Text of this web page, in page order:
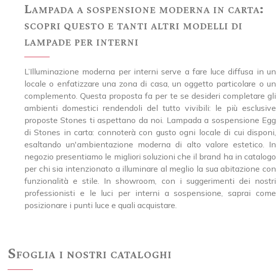
Lampada a sospensione moderna in carta:
scopri questo e tanti altri modelli di
lampade per interni
L’Illuminazione moderna per interni serve a fare luce diffusa in un
locale o enfatizzare una zona di casa, un oggetto particolare o un
complemento. Questa proposta fa per te se desideri completare gli
ambienti domestici rendendoli del tutto vivibili: le più esclusive
proposte Stones ti aspettano da noi. Lampada a sospensione Egg
di Stones in carta: connoterà con gusto ogni locale di cui disponi,
esaltando un'ambientazione moderna di alto valore estetico. In
negozio presentiamo le migliori soluzioni che il brand ha in catalogo
per chi sia intenzionato a illuminare al meglio la sua abitazione con
funzionalità e stile. In showroom, con i suggerimenti dei nostri
professionisti e le luci per interni a sospensione, saprai come
posizionare i punti luce e quali acquistare.
Sfoglia i nostri cataloghi